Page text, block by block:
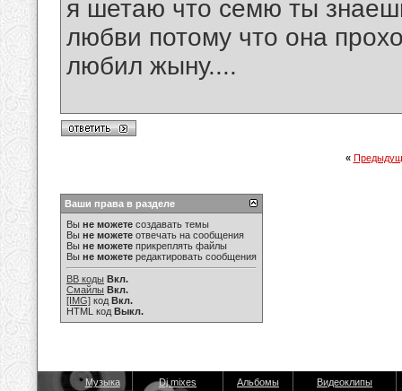
я шетаю что семю ты
любви потому что она
любил жыну....
«
Ваши права в разделе
Вы не можете создавать темы
Вы не можете отвечать на сообщения
Вы не можете прикреплять файлы
Вы не можете редактировать сообщения
BB коды Вкл.
Смайлы Вкл.
[IMG] код Вкл.
HTML код Выкл.
Музыка Dj mixes Альбомы Видеоклипы